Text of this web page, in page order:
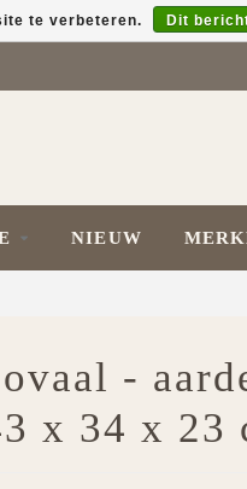
NIEUW
-
x 34 x 23
te verbeteren. Dit